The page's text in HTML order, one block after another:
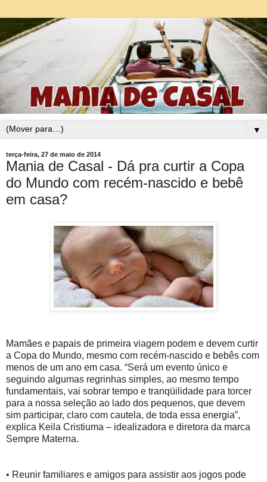
▼
terça-feira, 27 de maio de 2014
Mania de Casal - Dá pra curtir a Copa
do Mundo com recém-nascido e bebê
em casa?
Mamães e papais de primeira viagem podem e devem curtir
a Copa do Mundo, mesmo com recém-nascido e bebês com
menos de um ano em casa. “Será um evento único e
seguindo algumas regrinhas simples, ao mesmo tempo
fundamentais, vai sobrar tempo e tranqüilidade para torcer
para a nossa seleção ao lado dos pequenos, que devem
sim participar, claro com cautela, de toda essa energia”,
explica Keila Cristiuma – idealizadora e diretora da marca
Sempre Materna.
• Reunir familiares e amigos para assistir aos jogos pode